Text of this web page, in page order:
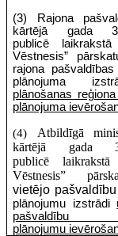
(3) Rajona
kārtējā gada
publicē laikrakstā
Vēstnesis”
rajona pašvaldības
plānojuma
plānošanas
plānojuma
(4) Atbildīgā
kārtējā gada
publicē laikrakstā
Vēstnesis”
vietējo pašvaldību
plānojumu izstrādi
pašvaldību
plānojumu